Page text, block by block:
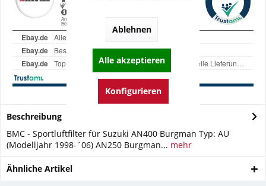
Beschreibung
BMC - Sportluftfilter für Suzuki AN400 Burgman Typ: AU
(Modelljahr 1998-´06) AN250 Burgman... mehr
Ähnliche Artikel
Ablehnen
Alle akzeptieren
Konfigurieren